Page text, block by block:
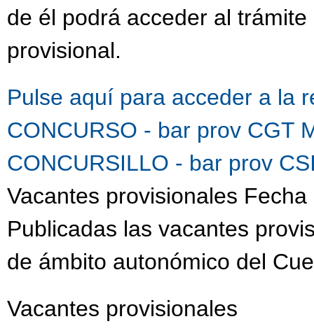
de él podrá acceder al
provisional.
Pulse aquí para acceder a la
CONCURSO - bar prov CGT
CONCURSILLO - bar prov
Vacantes provisionales
Publicadas las vacantes
de ámbito autonómico del
Vacantes provisionales